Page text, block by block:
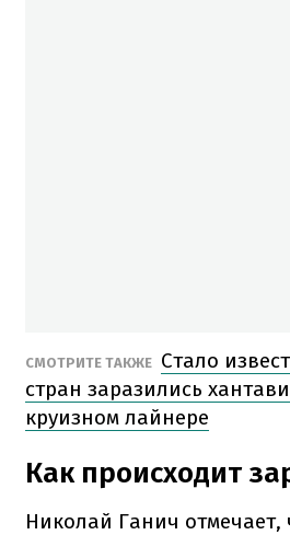
СМОТРИТЕ ТАКЖЕ Стало
стран заразились
круизном лайнере
Как происходит
Николай Ганич отмечает,